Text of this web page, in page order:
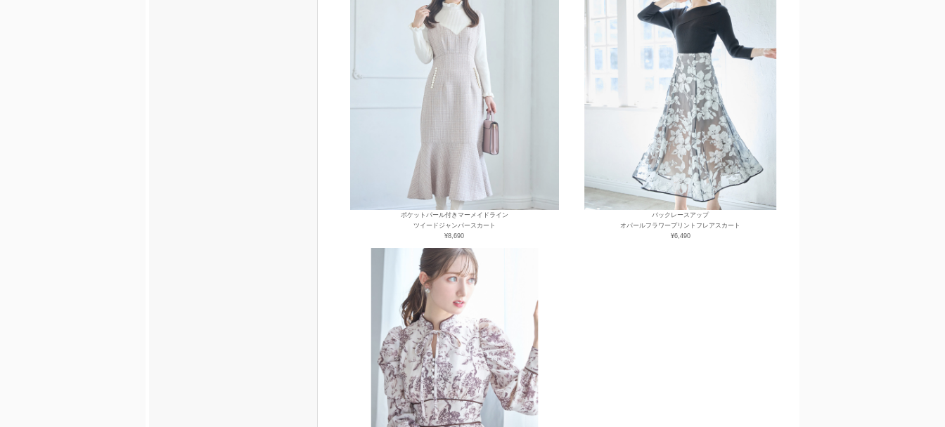
ポケットパール付きマーメイドライン
ツイードジャンパースカート
¥8,690
バックレースアップ
オパールフラワープリントフレアスカート
¥6,490